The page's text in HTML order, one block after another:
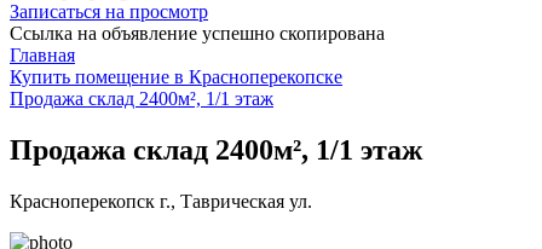
Записаться на просмотр
Ссылка на объявление успешно скопирована
Главная
Купить помещение в Красноперекопске
Продажа склад 2400м², 1/1 этаж
Продажа склад 2400м², 1/1 этаж
Красноперекопск г., Таврическая ул.